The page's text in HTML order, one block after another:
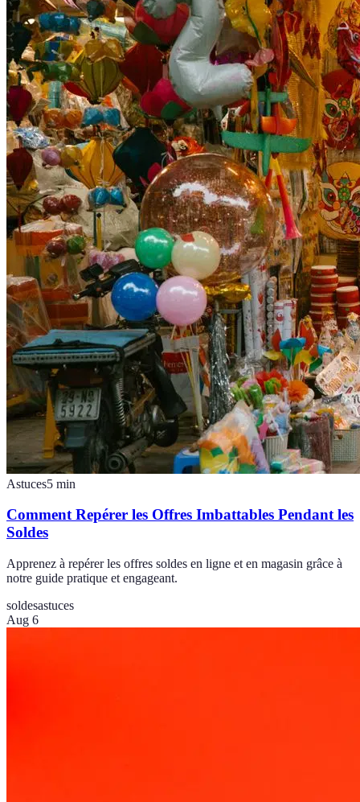
Astuces5 min
Comment Repérer les Offres Imbattables Pendant les
Soldes
Apprenez à repérer les offres soldes en ligne et en magasin grâce à
notre guide pratique et engageant.
soldesastuces
Aug 6